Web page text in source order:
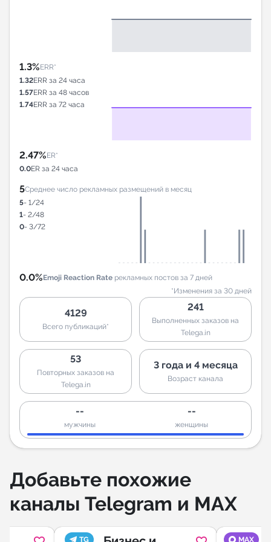
1.3%ERR*
1.32ERR за 24 часа
1.57ERR за 48 часов
1.74ERR за 72 часа
2.47%ER*
0.0ER за 24 часа
5Среднее число рекламных размещений в месяц
5- 1/24
1- 2/48
0- 3/72
0.0%Emoji Reaction Rate рекламных постов за 7 дней
*Изменения за 30 дней
4129
Всего публикаций*
241
Выполненных заказов на
Telega.in
53
Повторных заказов на
Telega.in
3 года и 4 месяца
Возраст канала
--
мужчины
--
женщины
Добавьте похожие
каналы Telegram и MAX
TG MAX